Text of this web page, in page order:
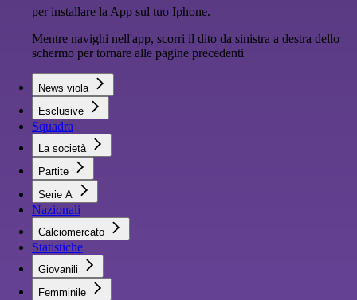
per installare la App sul tuo Iphone.
Mentre navighi nell'app, scorri il dito da sinistra a destra dello
schermo per tornare alle pagine precedenti
News viola
Esclusive
Squadra
La società
Partite
Serie A
Nazionali
Calciomercato
Statistiche
Giovanili
Femminile